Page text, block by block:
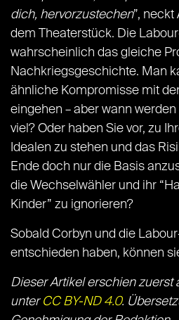
dich, hervorzustechen”, neckt
dem Theaterstück. Die
wahrscheinlich das gleiche
Nachkriegsgeschichte. Man
ähnliche Kompromisse mit
eingehen – aber wann
viel? Oder haben Sie vor, zu
Idealen zu stehen und das
Ende doch nur die Basis
die Wechselwähler und ihr
Kinder” zu ignorieren?
Sobald Corbyn und die
entschieden haben, können
Dieser Artikel erschien zuerst
unter CC BY-ND 4.0.